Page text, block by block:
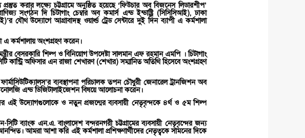
করার লক্ষ্যে চট্টগ্রামে অনুষ্ঠিত হয়েছে ‘ফিউচার অব বিজনেস লিডারশীপ’
সংগঠন দি চিটাগাং চেম্বার অব কমার্স এন্ড ইন্ডাষ্ট্রি (সিসিসিআই), ঢাকা
যৌথ উদ্যোগে আগ্রাবাদস্থ ওয়ার্ল্ড ট্রেড সেন্টারে দুই দিন ব্যাপী এ কর্মশালা
এ কর্মশালায় অংশগ্রহণ করেন।
বেসরকারি শিল্প ও বিনিয়োগ উপদেষ্টা সালমান এফ রহমান এমপি । চিটাগাং
কান্ট্রি অফিসার এন রাজা শেখারণ (শেখার) সম্মানিত অতিথি হিসেবে অংশগ্রহণ
ব্যবস্থাপনা পরিচালক তপন চৌধুরী জেনারেল ট্রানজিশন অব
টেকনোলজি এন্ড ডিজিটালাইজেশন বিষয়ে আলোচনা করেন।
এই উদ্যোগগুলোকে ও নতুন প্রজন্মের ব্যবসায়ী নেতৃবৃন্দকে ৪র্থ ও ৫ম শিল্প
ব্যাংক এন.এ. বাংলাদেশ বন্দরনগরী চট্টগ্রামের ব্যবসায়ী নেতৃবৃন্দের জন্য
আমরা আশা করি এই কর্মশালা প্রশিক্ষণার্থীদের নেতৃত্বকে সামনের দিকে